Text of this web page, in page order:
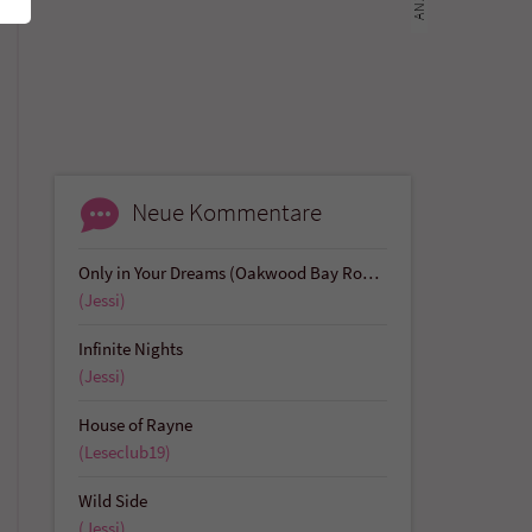
Neue Kommentare
Only in Your Dreams (Oakwood Bay Romances 1)
(Jessi)
Infinite Nights
(Jessi)
House of Rayne
(Leseclub19)
Wild Side